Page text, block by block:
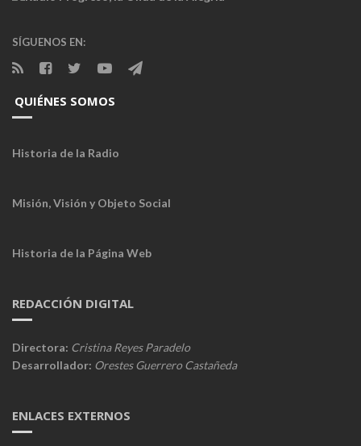
SÍGUENOS EN:
QUIÉNES SOMOS
Historia de la Radio
Misión, Visión y Objeto Social
Historia de la Página Web
REDACCIÓN DIGITAL
Directora: Cristina Reyes Paradelo
Desarrollador: Orestes Guerrero Castañeda
ENLACES EXTERNOS